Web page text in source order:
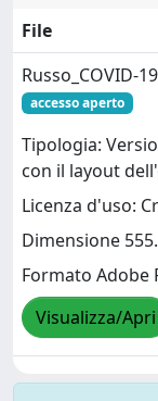
File
Russo_COVID-
accesso aperto
Tipologia:
con il layout
Licenza d'uso:
Dimensione
Formato Adobe
Visualizza/Apri